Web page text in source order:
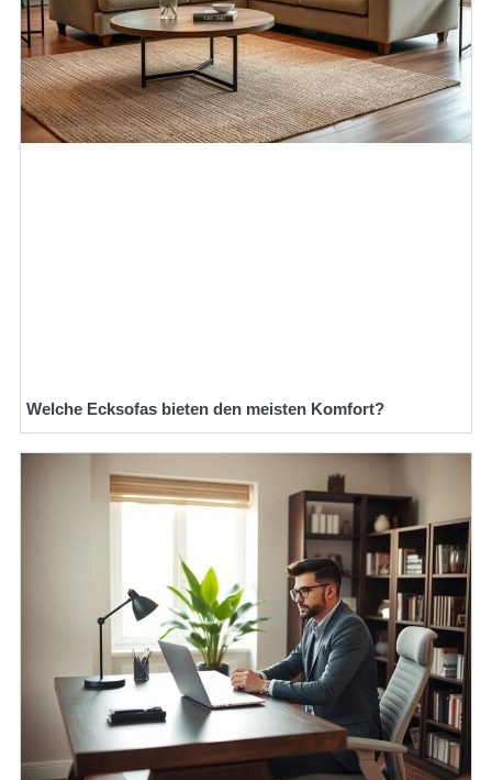
Welche Ecksofas bieten den meisten Komfort?